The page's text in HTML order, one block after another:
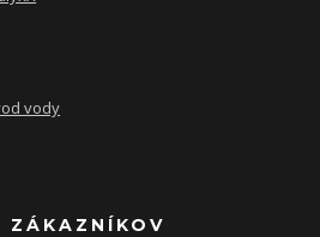
vody
ZÁKAZNÍKOV